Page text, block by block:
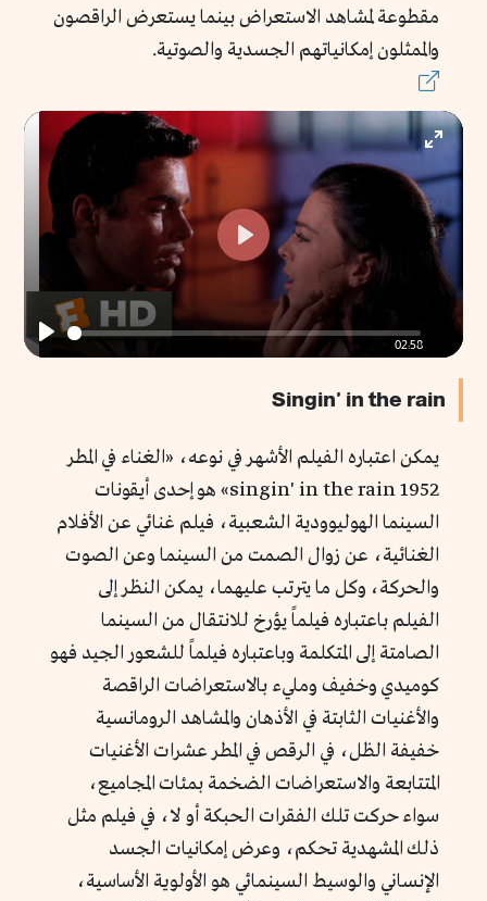
مقطوعة لمشاهد الاستعراض بينما يستعرض الراقصون
والممثلون إمكانياتهم الجسدية والصوتية.
Play
02:58
Play
Singin' in the rain
يمكن اعتباره الفيلم الأشهر في نوعه، «الغناء في المطر
singin' in the rain 1952» هو إحدى أيقونات
السينما الهوليوودية الشعبية، فيلم غنائي عن الأفلام
الغنائية، عن زوال الصمت من السينما وعن الصوت
والحركة، وكل ما يترتب عليهما، يمكن النظر إلى
الفيلم باعتباره فيلماً يؤرخ للانتقال من السينما
الصامتة إلى المتكلمة وباعتباره فيلماً للشعور الجيد فهو
كوميدي وخفيف ومليء بالاستعراضات الراقصة
والأغنيات الثابتة في الأذهان والمشاهد الرومانسية
خفيفة الظل، في الرقص في المطر عشرات الأغنيات
المتتابعة والاستعراضات الضخمة بمئات المجاميع،
سواء حركت تلك الفقرات الحبكة أو لا، في فيلم مثل
ذلك المشهدية تحكم، وعرض إمكانيات الجسد
الإنساني والوسيط السينمائي هو الأولوية الأساسية،